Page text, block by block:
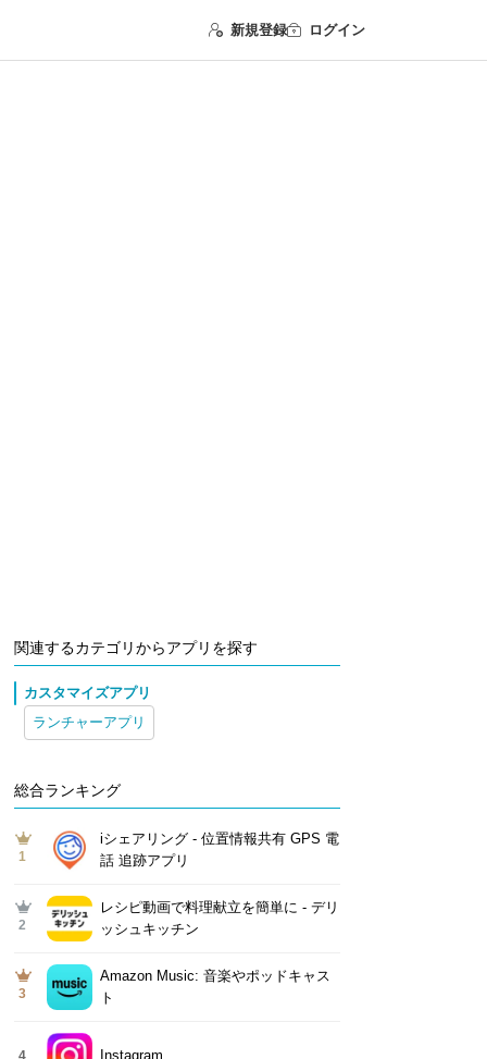
新規登録 ログイン
関連するカテゴリからアプリを探す
カスタマイズアプリ
ランチャーアプリ
総合ランキング
1
iシェアリング - 位置情報共有 GPS 電
話 追跡アプリ
2
レシピ動画で料理献立を簡単‪に - デリ
ッシュキッチン
3
Amazon Music: 音楽やポッドキャス
ト
4 Instagram